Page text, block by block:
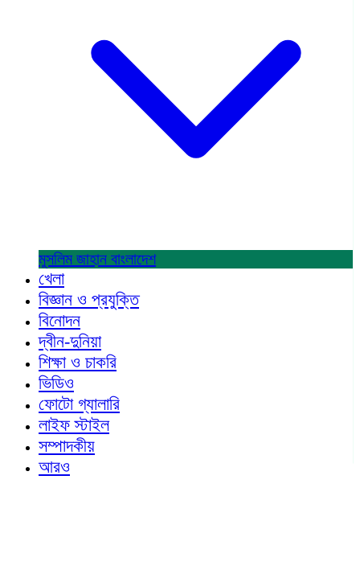
মুসলিম জাহান বাংলাদেশ
খেলা
বিজ্ঞান ও প্রযুক্তি
বিনোদন
দ্বীন-দুনিয়া
শিক্ষা ও চাকরি
ভিডিও
ফোটো গ্যালারি
লাইফ স্টাইল
সম্পাদকীয়
আরও